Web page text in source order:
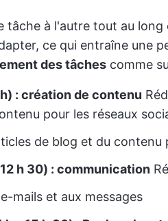
tâche à l'autre tout au
ce qui entraîne une
des tâches comme
: création de contenu
pour les réseaux
de blog et du contenu
h 30) : communication
mails et aux messages